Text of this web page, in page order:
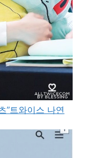
”트와이스 나연